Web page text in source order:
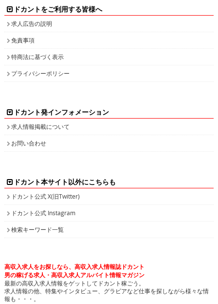
ドカントをご利用する皆様へ
求人広告の説明
免責事項
特商法に基づく表示
プライバシーポリシー
ドカント発インフォメーション
求人情報掲載について
お問い合わせ
ドカント本サイト以外にこちらも
ドカント公式 X(旧Twitter)
ドカント公式 Instagram
検索キーワード一覧
高収入求人をお探しなら、高収入求人情報誌ドカント
男の稼げる求人・高収入求人アルバイト情報マガジン
最新の高収入求人情報をゲットしてドカント稼ごう。
求人情報の他、特集やインタビュー、グラビアなど仕事を探しながら様々な情
報も・・・。